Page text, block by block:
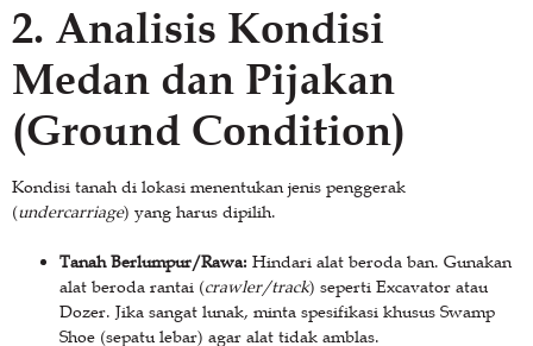
2. Analisis Kondisi
Medan dan Pijakan
(Ground Condition)
Kondisi tanah di lokasi menentukan jenis penggerak
(undercarriage) yang harus dipilih.
Tanah Berlumpur/Rawa: Hindari alat beroda ban. Gunakan
alat beroda rantai (crawler/track) seperti Excavator atau
Dozer. Jika sangat lunak, minta spesifikasi khusus Swamp
Shoe (sepatu lebar) agar alat tidak amblas.